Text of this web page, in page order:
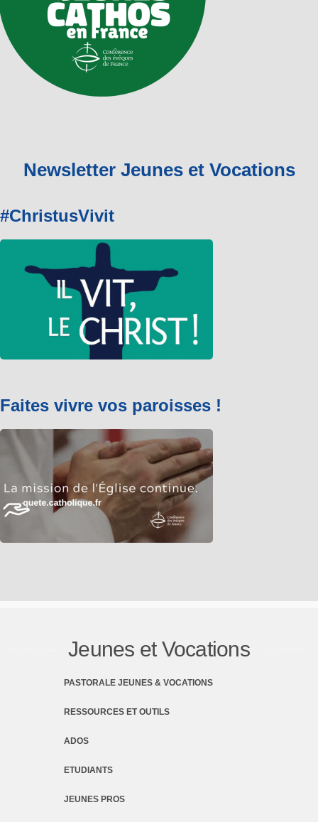
Newsletter Jeunes et Vocations
#ChristusVivit
Faites vivre vos paroisses !
Jeunes et Vocations
PASTORALE JEUNES & VOCATIONS
RESSOURCES ET OUTILS
ADOS
ETUDIANTS
JEUNES PROS